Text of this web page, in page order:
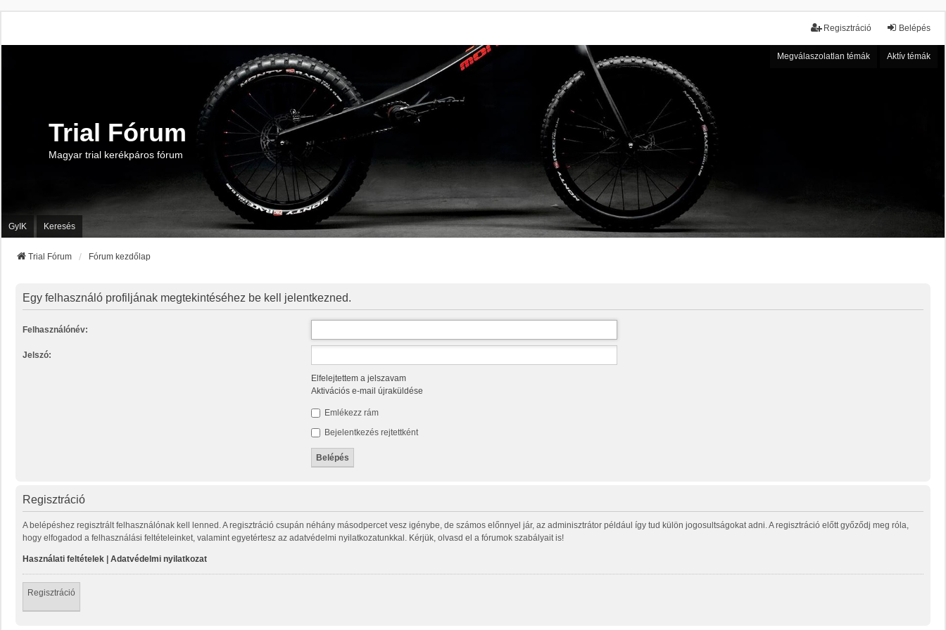
Belépés
Regisztráció
Megválaszolatlan témák Aktív témák
Trial Fórum
Magyar trial kerékpáros fórum
GyIK Keresés
Trial Fórum Fórum kezdőlap
Egy felhasználó profiljának megtekintéséhez be kell jelentkezned.
Felhasználónév:
Jelszó:
Elfelejtettem a jelszavam
Aktivációs e-mail újraküldése
Emlékezz rám
Bejelentkezés rejtettként
Regisztráció
A belépéshez regisztrált felhasználónak kell lenned. A regisztráció csupán néhány másodpercet vesz igénybe, de számos előnnyel jár, az adminisztrátor például így tud külön jogosultságokat adni. A regisztráció előtt győződj meg róla,
hogy elfogadod a felhasználási feltételeinket, valamint egyetértesz az adatvédelmi nyilatkozatunkkal. Kérjük, olvasd el a fórumok szabályait is!
Használati feltételek Adatvédelmi nyilatkozat
Regisztráció